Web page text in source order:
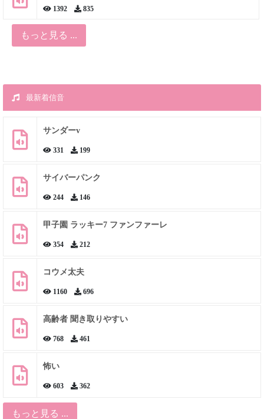
1392 835
もっと見る ...
最新着信音
サンダーv
331 199
サイバーパンク
244 146
甲子園 ラッキー7 ファンファーレ
354 212
コウメ太夫
1160 696
高齢者 聞き取りやすい
768 461
怖い
603 362
もっと見る ...